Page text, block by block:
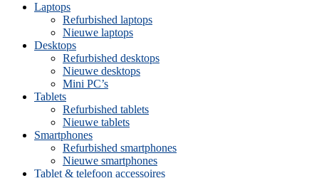
Laptops
Refurbished laptops
Nieuwe laptops
Desktops
Refurbished desktops
Nieuwe desktops
Mini PC’s
Tablets
Refurbished tablets
Nieuwe tablets
Smartphones
Refurbished smartphones
Nieuwe smartphones
Tablet & telefoon accessoires